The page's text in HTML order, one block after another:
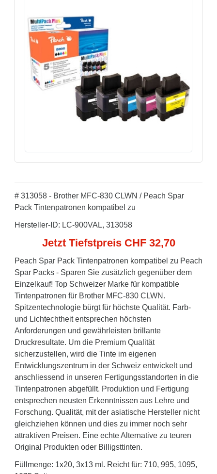
# 313058 - Brother MFC-830 CLWN / Peach Spar
Pack Tintenpatronen kompatibel zu
Hersteller-ID: LC-900VAL, 313058
Jetzt Tiefstpreis CHF 32,70
Peach Spar Pack Tintenpatronen kompatibel zu Peach
Spar Packs - Sparen Sie zusätzlich gegenüber dem
Einzelkauf! Top Schweizer Marke für kompatible
Tintenpatronen für Brother MFC-830 CLWN.
Spitzentechnologie bürgt für höchste Qualität. Farb-
und Lichtechtheit entsprechen höchsten
Anforderungen und gewährleisten brillante
Druckresultate. Um die Premium Qualität
sicherzustellen, wird die Tinte im eigenen
Entwicklungszentrum in der Schweiz entwickelt und
anschliessend in unseren Fertigungsstandorten in die
Tintenpatronen abgefüllt. Produktion und Fertigung
entsprechen neusten Erkenntnissen aus Lehre und
Forschung. Qualität, mit der asiatische Hersteller nicht
gleichziehen können und dies zu immer noch sehr
attraktiven Preisen. Eine echte Alternative zu teuren
Original Produkten oder Billigsttinten.
Füllmenge: 1x20, 3x13 ml. Reicht für: 710, 995, 1095,